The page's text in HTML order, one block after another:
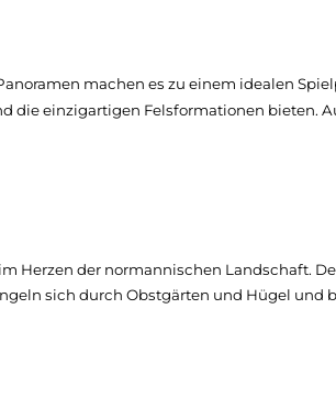
machen es zu einem idealen
die einzigartigen Felsformationen bieten.
Herzen der normannischen Landschaft.
sich durch Obstgärten und Hügel und